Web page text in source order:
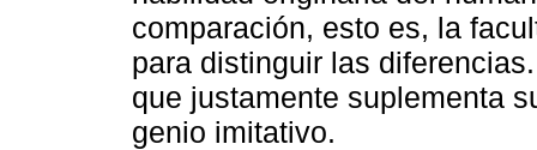
comparación, esto es, la
para distinguir las
que justamente suplementa
genio imitativo.